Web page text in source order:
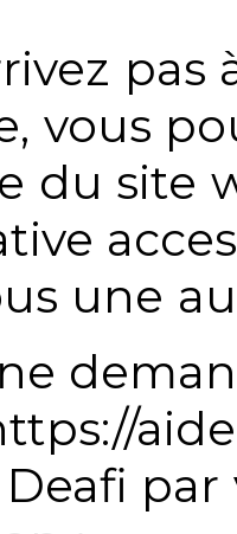
vous
du site
une